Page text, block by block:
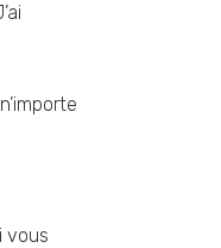
vous